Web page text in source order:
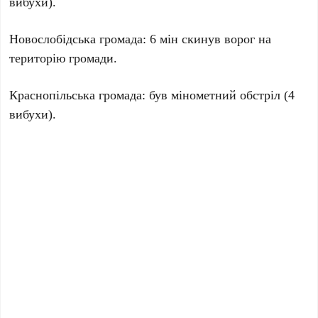
Новослобідська громада: 6 мін скинув ворог на
територію громади.
Краснопільська громада: був мінометний обстріл (4
вибухи).